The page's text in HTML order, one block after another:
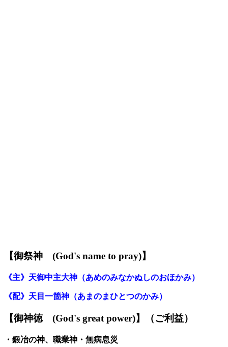
【御祭神 (God's name to pray)】
《主》天御中主大神 （あめのみなかぬしのおほかみ）
《配》天目一箇神（あまのまひとつのかみ）
【御神徳 (God's great power)】 （ご利益）
・ 鍛冶の神、職業神 ・無病息災